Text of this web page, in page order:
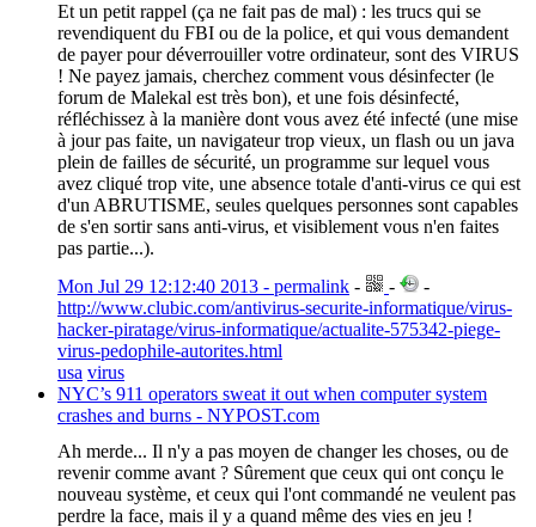
Et un petit rappel (ça ne fait pas de mal) : les trucs qui se
revendiquent du FBI ou de la police, et qui vous demandent
de payer pour déverrouiller votre ordinateur, sont des VIRUS
! Ne payez jamais, cherchez comment vous désinfecter (le
forum de Malekal est très bon), et une fois désinfecté,
réfléchissez à la manière dont vous avez été infecté (une mise
à jour pas faite, un navigateur trop vieux, un flash ou un java
plein de failles de sécurité, un programme sur lequel vous
avez cliqué trop vite, une absence totale d'anti-virus ce qui est
d'un ABRUTISME, seules quelques personnes sont capables
de s'en sortir sans anti-virus, et visiblement vous n'en faites
pas partie...).
Mon Jul 29 12:12:40 2013 - permalink - -
-
http://www.clubic.com/antivirus-securite-informatique/virus-
hacker-piratage/virus-informatique/actualite-575342-piege-
virus-pedophile-autorites.html
usa virus
NYC’s 911 operators sweat it out when computer system
crashes and burns - NYPOST.com
Ah merde... Il n'y a pas moyen de changer les choses, ou de
revenir comme avant ? Sûrement que ceux qui ont conçu le
nouveau système, et ceux qui l'ont commandé ne veulent pas
perdre la face, mais il y a quand même des vies en jeu !